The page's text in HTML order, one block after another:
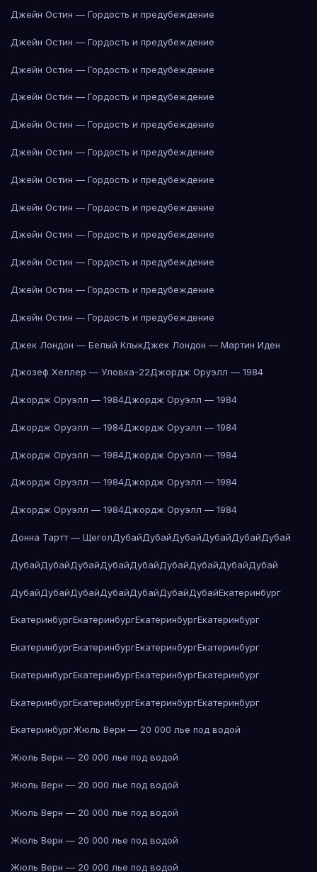
Джейн Остин — Гордость и предубеждение
Джейн Остин — Гордость и предубеждение
Джейн Остин — Гордость и предубеждение
Джейн Остин — Гордость и предубеждение
Джейн Остин — Гордость и предубеждение
Джейн Остин — Гордость и предубеждение
Джейн Остин — Гордость и предубеждение
Джейн Остин — Гордость и предубеждение
Джейн Остин — Гордость и предубеждение
Джейн Остин — Гордость и предубеждение
Джейн Остин — Гордость и предубеждение
Джейн Остин — Гордость и предубеждение
Джек Лондон — Белый КлыкДжек Лондон — Мартин Иден
Джозеф Хеллер — Уловка-22Джордж Оруэлл — 1984
Джордж Оруэлл — 1984Джордж Оруэлл — 1984
Джордж Оруэлл — 1984Джордж Оруэлл — 1984
Джордж Оруэлл — 1984Джордж Оруэлл — 1984
Джордж Оруэлл — 1984Джордж Оруэлл — 1984
Джордж Оруэлл — 1984Джордж Оруэлл — 1984
Донна Тартт — ЩеголДубайДубайДубайДубайДубайДубай
ДубайДубайДубайДубайДубайДубайДубайДубайДубай
ДубайДубайДубайДубайДубайДубайДубайЕкатеринбург
ЕкатеринбургЕкатеринбургЕкатеринбургЕкатеринбург
ЕкатеринбургЕкатеринбургЕкатеринбургЕкатеринбург
ЕкатеринбургЕкатеринбургЕкатеринбургЕкатеринбург
ЕкатеринбургЕкатеринбургЕкатеринбургЕкатеринбург
ЕкатеринбургЖюль Верн — 20 000 лье под водой
Жюль Верн — 20 000 лье под водой
Жюль Верн — 20 000 лье под водой
Жюль Верн — 20 000 лье под водой
Жюль Верн — 20 000 лье под водой
Жюль Верн — 20 000 лье под водой